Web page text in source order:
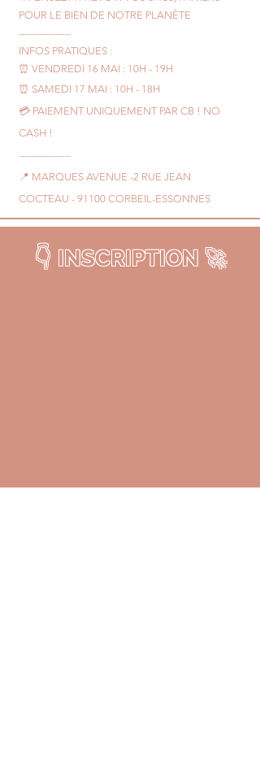
POUR LE BIEN DE NOTRE PLANÈTE
----------------
INFOS PRATIQUES :
⏰ VENDREDI 16 MAI : 10H - 19H
⏰ SAMEDI 17 MAI : 10H - 18H
💳 PAIEMENT UNIQUEMENT PAR CB ! NO
CASH !
----------------
📍 MARQUES AVENUE -2 RUE JEAN
COCTEAU - 91100 CORBEIL-ESSONNES
👇 INSCRIPTION 🚀